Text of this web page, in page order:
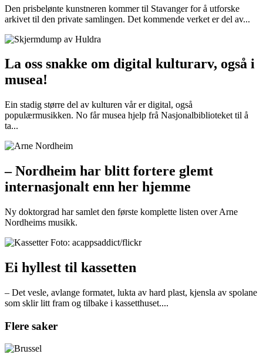
Den prisbelønte kunstneren kommer til Stavanger for å utforske
arkivet til den private samlingen. Det kommende verket er del av...
La oss snakke om digital kulturarv, også i
musea!
Ein stadig større del av kulturen vår er digital, også
populærmusikken. No får musea hjelp frå Nasjonalbiblioteket til å
ta...
– Nordheim har blitt fortere glemt
internasjonalt enn her hjemme
Ny doktorgrad har samlet den første komplette listen over Arne
Nordheims musikk.
Ei hyllest til kassetten
– Det vesle, avlange formatet, lukta av hard plast, kjensla av spolane
som sklir litt fram og tilbake i kassetthuset....
Flere saker